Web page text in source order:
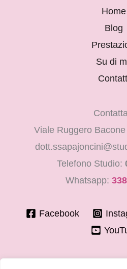
Home
Blog
Su di
Viale Ruggero
Telefono Studio:
Whatsapp:
Facebook